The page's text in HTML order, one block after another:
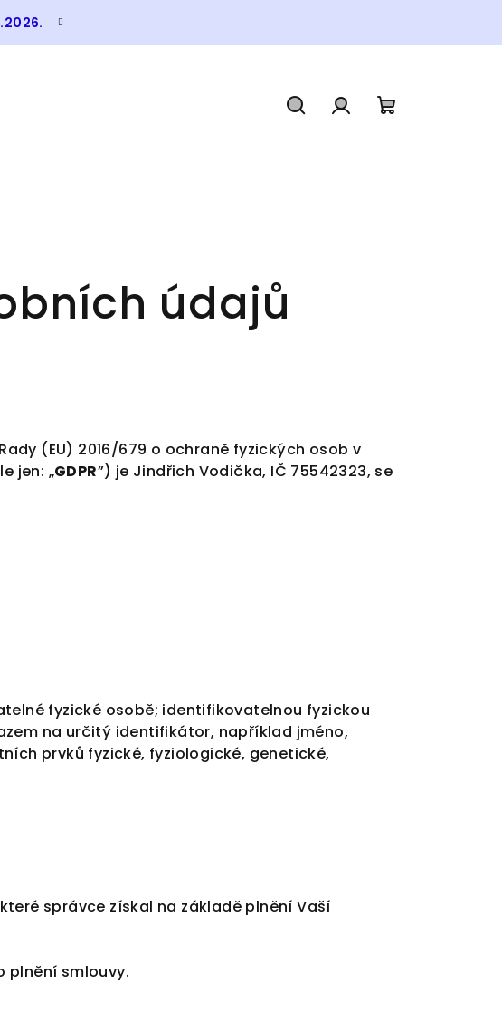
údajů
(EU) 2016/679 o ochraně fyzických osob v
jen: „GDPR”) je Jindřich Vodička, IČ 75542323, se
fyzické osobě; identifikovatelnou fyzickou
na určitý identifikátor, například jméno,
prvků fyzické, fyziologické, genetické,
správce získal na základě plnění Vaší
plnění smlouvy.